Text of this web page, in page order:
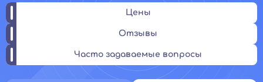
Цены
Отзывы
Часто задаваемые вопросы